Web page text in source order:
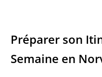
Préparer son
Semaine en